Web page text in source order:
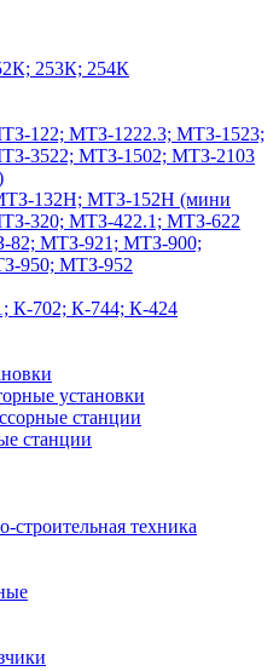
253К; 254К
122; МТЗ-1222.3; МТЗ-1523;
3522; МТЗ-1502; МТЗ-2103
132Н; МТЗ-152Н (мини
320; МТЗ-422.1; МТЗ-622
МТЗ-921; МТЗ-900;
950; МТЗ-952
К-702; К-744; К-424
установки
станции
станции
техника